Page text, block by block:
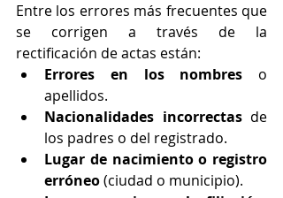
Entre los errores más frecuentes que
se corrigen a través de la
rectificación de actas están:
Errores en los nombres o
apellidos.
Nacionalidades incorrectas de
los padres o del registrado.
Lugar de nacimiento o registro
erróneo (ciudad o municipio).